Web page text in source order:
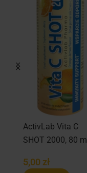
ActivLab Vita C
SHOT 2000, 80
5,00 zł